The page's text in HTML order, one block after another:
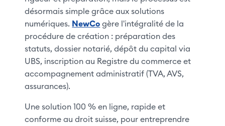
désormais simple grâce aux solutions
numériques. NewCo gère l'intégralité de la
procédure de création : préparation des
statuts, dossier notarié, dépôt du capital via
UBS, inscription au Registre du commerce et
accompagnement administratif (TVA, AVS,
assurances).
Une solution 100 % en ligne, rapide et
conforme au droit suisse, pour entreprendre